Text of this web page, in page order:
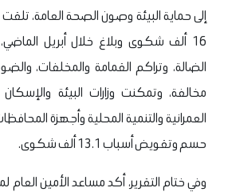
إلى حماية البيئة وصون الصحة العامة،
16 ألف شكوى وبلاغ خلال أبريل
الضالة، وتراكم القمامة والمخلفات،
مخالفة، وتمكنت وزارات البيئة
العمرانية والتنمية المحلية وأجهزة
حسم وتقويض أسباب 13.1 ألف شكوى.
وفي ختام التقرير، أكد مساعد الأمين